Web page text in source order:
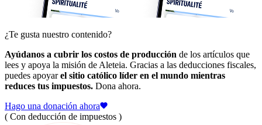
¿Te gusta nuestro contenido?
Ayúdanos a cubrir los costos de producción de los artículos que
lees y apoya la misión de Aleteia. Gracias a las deducciones fiscales,
puedes apoyarel sitio católico líder en el mundo mientras
reduces tus impuestos. Dona ahora.
Hago una donación ahora
( Con deducción de impuestos )